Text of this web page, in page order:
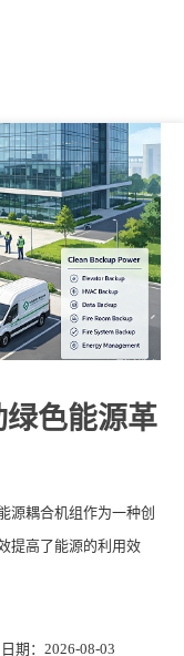
色能源革
源耦合机组作为一种创
提高了能源的利用效
日期：2026-08-03